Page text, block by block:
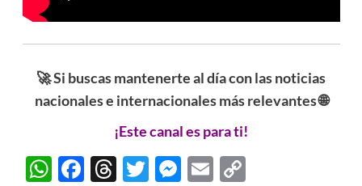
🚀 Si buscas mantenerte al día con las noticias
nacionales e internacionales más relevantes 🌐
¡Este canal es para ti!
WhatsApp
Facebook
Threads
Twitter
Messenger
EmailCopy